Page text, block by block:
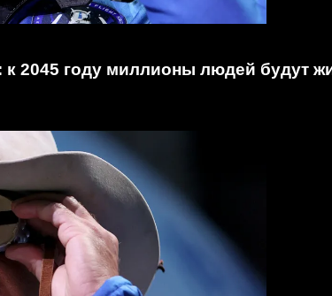
2045 году миллионы людей будут